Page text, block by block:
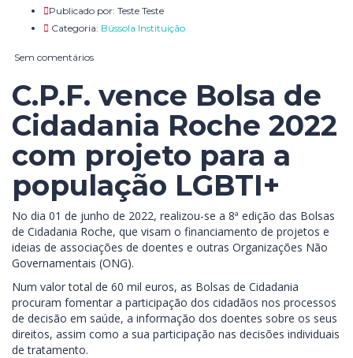
Publicado por: Teste Teste
Categoria: Bússola Instituição
Sem comentários
C.P.F. vence Bolsa de
Cidadania Roche 2022
com projeto para a
população LGBTI+
No dia 01 de junho de 2022, realizou-se a 8ª edição das Bolsas
de Cidadania Roche, que visam o financiamento de projetos e
ideias de associações de doentes e outras Organizações Não
Governamentais (ONG).
Num valor total de 60 mil euros, as Bolsas de Cidadania
procuram fomentar a participação dos cidadãos nos processos
de decisão em saúde, a informação dos doentes sobre os seus
direitos, assim como a sua participação nas decisões individuais
de tratamento.